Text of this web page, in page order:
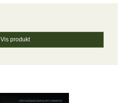
Vis produkt